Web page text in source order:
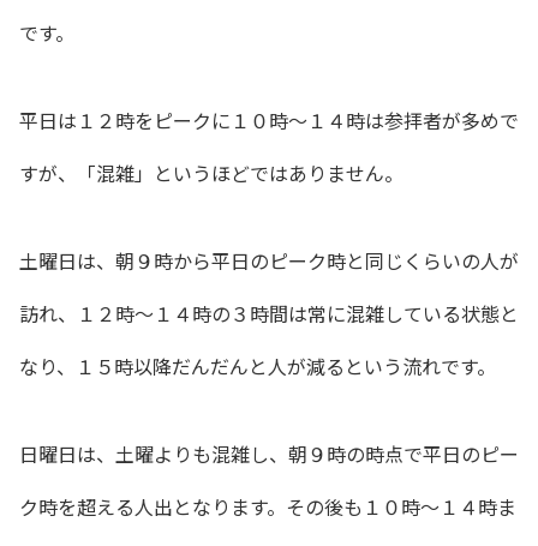
です。
平日は１２時をピークに１０時〜１４時は参拝者が多めで
すが、「混雑」というほどではありません。
土曜日は、朝９時から平日のピーク時と同じくらいの人が
訪れ、 １２時〜１４時の３時間は常に混雑している状態と
なり、１５時以降だんだんと人が減るという流れです。
日曜日は、土曜よりも混雑し、朝９時の時点で平日のピー
ク時を超える人出となります。その後も １０時〜１４時ま